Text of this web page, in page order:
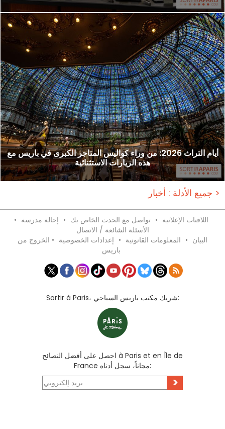
أيام التراث 2026: من وراء كواليس المتاجر الكبرى في باريس مع
هذه الزيارات الاستثنائية
جميع الأدلة : أخبار >
اللافتات الإعلانية • تواصل مع الحدث الخاص بك • إحالة مدرسة •
الأسئلة الشائعة / الاتصال
البيان • المعلومات القانونية • إعدادات الخصوصية • الخروج من
باريس
Sortir à Paris، شريك مكتب باريس السياحي:
احصل على أفضل النصائح à Paris et en Île de
France مجاناً، سجل أدناه:
>